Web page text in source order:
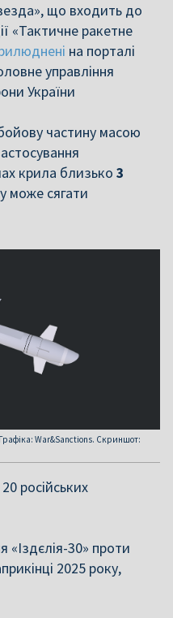
що входить до
«Тактичне ракетне
на порталі
управління
України
частину масою
крила близько 3
може сягати
Графіка: War&Sanctions. Скриншот:
російських
«Іздєлія-30» проти
2025 року,